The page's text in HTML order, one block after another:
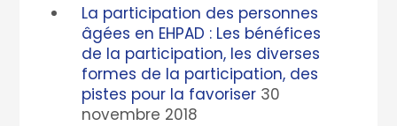
La participation des personnes
âgées en EHPAD : Les bénéfices
de la participation, les diverses
formes de la participation, des
pistes pour la favoriser 30
novembre 2018